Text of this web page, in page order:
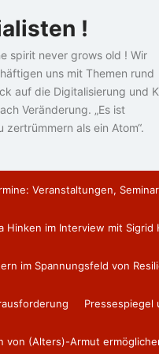
!
spirit never grows old ! Wir
uns mit Themen rund
auf die Digitalisierung und
Veränderung. „Es ist
als ein Atom“.
Veranstaltungen,
Hinken im Interview mit Sigrid
im Spannungsfeld von
Pressespiegel
von (Alters)-Armut